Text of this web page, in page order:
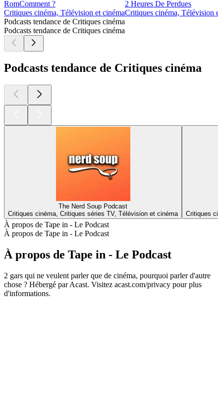
RomComment ?
Critiques cinéma, Télévision et cinéma
2 Heures De Perdues
Critiques cinéma, Télévision
Podcasts tendance de Critiques cinéma
Podcasts tendance de Critiques cinéma
Podcasts tendance de Critiques cinéma
The Nerd Soup Podcast
Critiques cinéma, Critiques séries TV, Télévision et cinéma
Critiques
À propos de Tape in - Le Podcast
À propos de Tape in - Le Podcast
À propos de Tape in - Le Podcast
2 gars qui ne veulent parler que de cinéma, pourquoi parler d'autre
chose ? Hébergé par Acast. Visitez acast.com/privacy pour plus
d'informations.